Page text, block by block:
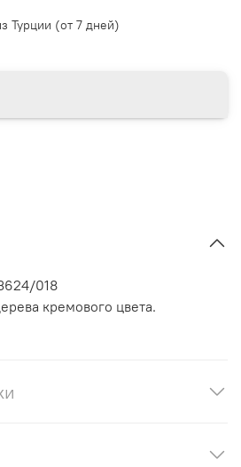
Турции (от 7 дней)
018
кремового цвета.